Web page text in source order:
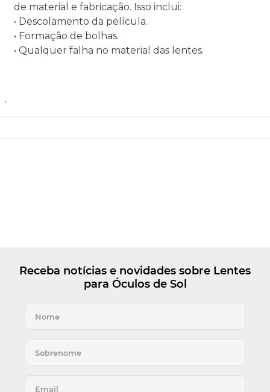
de material e fabricação. Isso inclui:
• Descolamento da película.
• Formação de bolhas.
• Qualquer falha no material das lentes.
.
Receba notícias e novidades sobre Lentes
para Óculos de Sol